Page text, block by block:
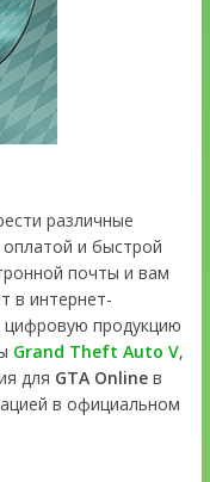
различные
и быстрой
почты и вам
в интернет-
продукцию
Grand Theft Auto V,
для GTA Onlineв
в официальном